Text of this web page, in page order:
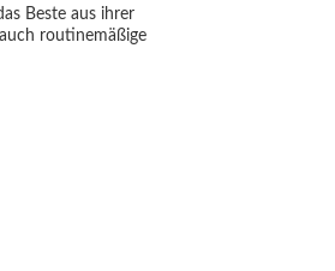
Beste aus ihrer
routinemäßige